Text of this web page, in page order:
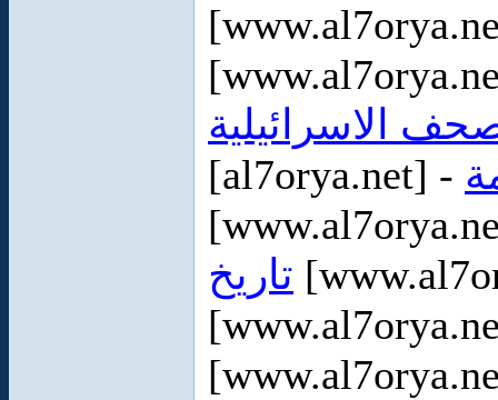
الاسرائيلية
[al7orya.net] -
تاريخ